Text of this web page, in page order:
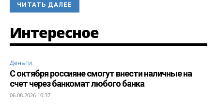
ЧИТАТЬ ДАЛЕЕ
Интересное
Деньги
С октября россияне смогут внести наличные на
счет через банкомат любого банка
06.08.2026 10:37